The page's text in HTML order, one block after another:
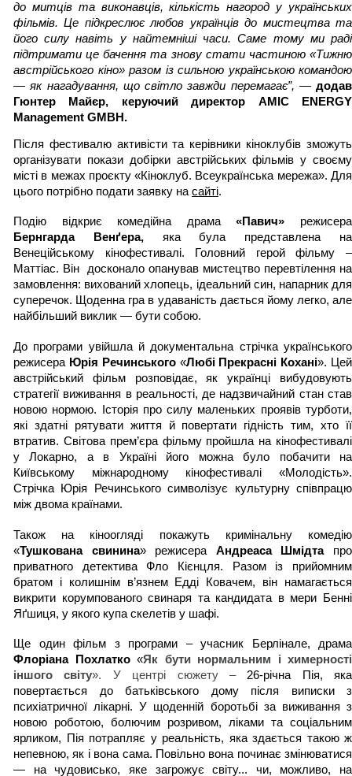
до митців та виконавців, кількість нагород у українських
фільмів. Це підкреслює любов українців до мистецтва та
його силу навіть у найтемніші часи. Саме тому ми раді
підтримати це бачення та знову стати частиною «Тижню
австрійського кіно» разом із сильною українською командою
— як нагадування, що світло завжди перемагає”, — додав
Гюнтер Майєр, керуючий директор AMIC ENERGY
Management GMBH.
Після фестивалю активісти та керівники кіноклубів зможуть
організувати покази добірки австрійських фільмів у своєму
місті в межах проєкту «Кіноклуб. Всеукраїнська мережа». Для
цього потрібно подати заявку на сайті.
Подію відкриє комедійна драма «Павич»
Бернгарда Венґера, яка була представлена на
Маттіас. Він  досконало опанував мистецтво перевтілення на
замовлення: вихований хлопець, ідеальний син, напарник для
суперечок. Щоденна гра в удаваність дається йому легко, але
найбільший виклик — бути собою.
До програми увійшла й документальна стрічка українського
режисера Юрія Речинського «Любі Прекрасні Кохані». Цей
австрійський фільм розповідає, як українці вибудовують
стратегії виживання в реальності, де надзвичайний стан став
новою нормою. Історія про силу маленьких проявів турботи,
які здатні рятувати життя й повертати гідність тим, хто її
втратив. Світова прем’єра фільму пройшла на кінофестивалі
у Локарно, а в Україні його можна було побачити на
Київському міжнародному кінофестивалі «Молодість».
Стрічка Юрія Речинського символізує культурну співпрацю
між двома країнами.
Також на кіноогляді покажуть кримінальну комедію
«Тушкована свинина» режисера Андреаса Шмідта про
приватного детектива Фло Кієнцля. Разом із прийомним
братом і колишнім в’язнем Едді Ковачем, він намагається
викрити корумпованого свинаря та кандидата в мери Бенні
Яґшиця, у якого купа скелетів у шафі.
Флоріана Похлатко «Як бути нормальним і химерності
іншого світу». У центрі сюжету – 26-річна Пія, яка
повертається до батьківського дому після виписки з
психіатричної лікарні. У щоденній боротьбі за виживання з
новою роботою, болючим розривом, ліками та соціальним
ярликом, Пія потрапляє у реальність, яка здається такою ж
непевною, як і вона сама. Повільно вона починає змінюватися
— на чудовисько, яке загрожує світу... чи, можливо, на